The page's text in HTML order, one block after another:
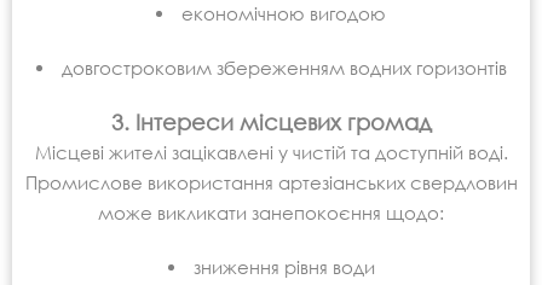
економічною вигодою
довгостроковим збереженням водних горизонтів
3. Інтереси місцевих громад
Місцеві жителі зацікавлені у чистій та доступній воді.
Промислове використання артезіанських свердловин
може викликати занепокоєння щодо:
зниження рівня води